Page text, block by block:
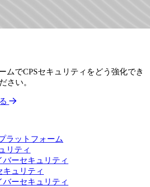
ムでCPSセキュリティをどう強化でき
さい。
ラットフォーム
リティ
ーセキュリティ
ュリティ
ーセキュリティ